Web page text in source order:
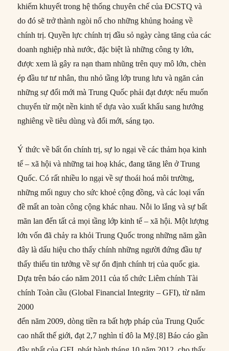
khiếm khuyết trong hệ thống chuyên chế của ĐCSTQ và
do đó sẽ trở thành ngòi nổ cho những khủng hoảng về
chính trị. Quyền lực chính trị đầu sỏ ngày càng tăng của các
doanh nghiệp nhà nước, đặc biệt là những công ty lớn,
được xem là gây ra nạn tham nhũng trên quy mô lớn, chèn
ép đầu tư tư nhân, thu nhỏ tầng lớp trung lưu và ngăn cản
những sự đổi mới mà Trung Quốc phải đạt được nếu muốn
chuyển từ một nền kinh tế dựa vào xuất khẩu sang hướng
nghiêng về tiêu dùng và đổi mới, sáng tạo.
Ý thức về bất ổn chính trị, sự lo ngại về các thảm họa kinh
tế – xã hội và những tai hoạ khác, đang tăng lên ở Trung
Quốc. Có rất nhiều lo ngại về sự thoái hoá môi trường,
những mối nguy cho sức khoẻ cộng đồng, và các loại vấn
đề mất an toàn công cộng khác nhau. Nỗi lo lắng và sự bất
mãn lan đến tất cả mọi tầng lớp kinh tế – xã hội. Một lượng
lớn vốn đã chảy ra khỏi Trung Quốc trong những năm gần
đây là dấu hiệu cho thấy chính những người đứng đầu tự
thấy thiếu tin tưởng về sự ổn định chính trị của quốc gia.
Dựa trên báo cáo năm 2011 của tổ chức Liêm chính Tài
chính Toàn cầu (Global Financial Integrity – GFI), từ năm
2000
đến năm 2009, dòng tiền ra bất hợp pháp của Trung Quốc
cao nhất thế giới, đạt 2,7 nghìn tỉ đô la Mỹ.[8] Báo cáo gần